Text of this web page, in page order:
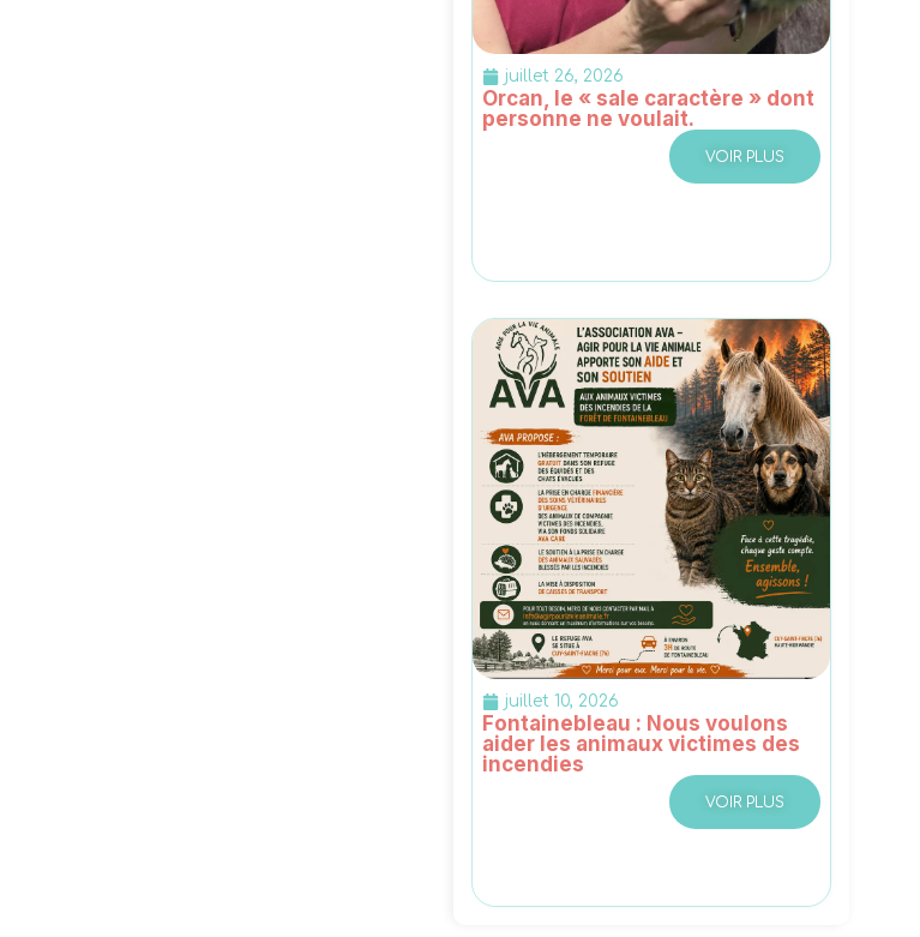
juillet 26, 2026
Orcan, le « sale caractère » dont
personne ne voulait.
VOIR PLUS
juillet 10, 2026
Fontainebleau : Nous voulons
aider les animaux victimes des
incendies
VOIR PLUS